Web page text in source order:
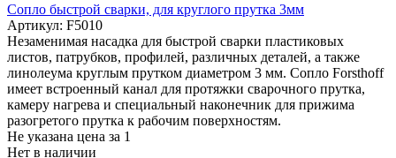
Cопло быстрой сварки, для круглого прутка 3мм
Артикул: F5010
Незаменимая насадка для быстрой сварки пластиковых
листов, патрубков, профилей, различных деталей, а также
линолеума круглым прутком диаметром 3 мм. Сопло Forsthoff
имеет встроенный канал для протяжки сварочного прутка,
камеру нагрева и специальный наконечник для прижима
разогретого прутка к рабочим поверхностям.
Не указана цена за 1
Нет в наличии